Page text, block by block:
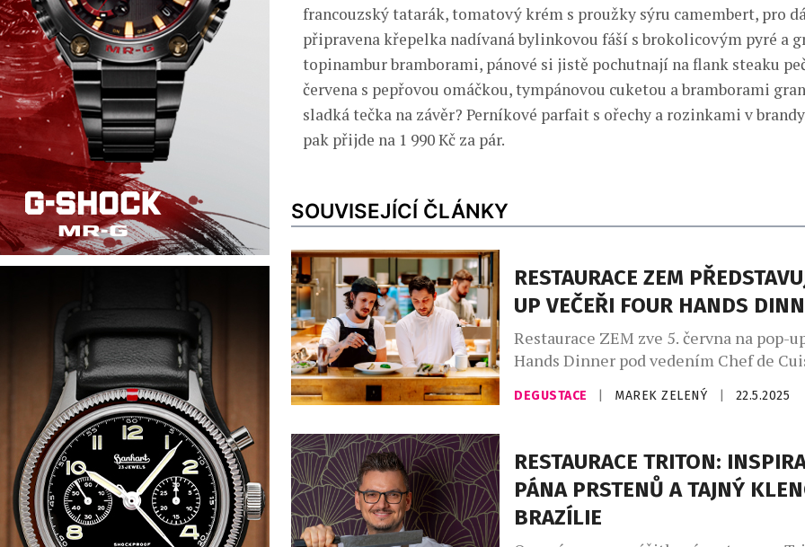
francouzský tatarák, tomatový krém s proužky sýru camembert, pro
připravena křepelka nadívaná bylinkovou fáší s brokolicovým pyré a
topinambur bramborami, pánové si jistě pochutnají na flank steaku
červena s pepřovou omáčkou, tympánovou cuketou a bramborami
sladká tečka na závěr? Perníkové parfait s ořechy a rozinkami v brandy.
pak přijde na 1 990 Kč za pár.
SOUVISEJÍCÍ ČLÁNKY
RESTAURACE ZEM
UP VEČEŘI FOUR HANDS
Restaurace ZEM zve 5. června na pop-
Hands Dinner pod vedením Chef de
Kristofčáka a hostujícího šéfkuchaře
Speciální šestichodové menu vzdává
„Spolupráce s Ondřejem byla přirozená.
na původu surovin, a především na
proměnit v něco zábavného,
DEGUSTACE MAREK ZELENÝ 22.5.2025
RESTAURACE TRITON:
PÁNA PRSTENŮ A TAJNÝ
BRAZÍLIE